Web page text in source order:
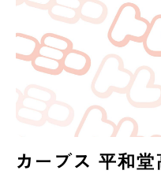
カーブス 平和堂